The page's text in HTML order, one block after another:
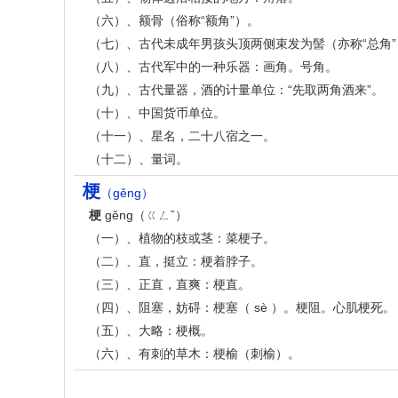
（六）、额骨（俗称“额角”）。
（七）、古代未成年男孩头顶两侧束发为髻（亦称“总角
（八）、古代军中的一种乐器：画角。号角。
（九）、古代量器，酒的计量单位：“先取两角酒来”。
（十）、中国货币单位。
（十一）、星名，二十八宿之一。
（十二）、量词。
梗 （gěng）
梗 gěng（ㄍㄥˇ）
（一）、植物的枝或茎：菜梗子。
（二）、直，挺立：梗着脖子。
（三）、正直，直爽：梗直。
（四）、阻塞，妨碍：梗塞（ sè ）。梗阻。心肌梗死。
（五）、大略：梗概。
（六）、有刺的草木：梗榆（刺榆）。